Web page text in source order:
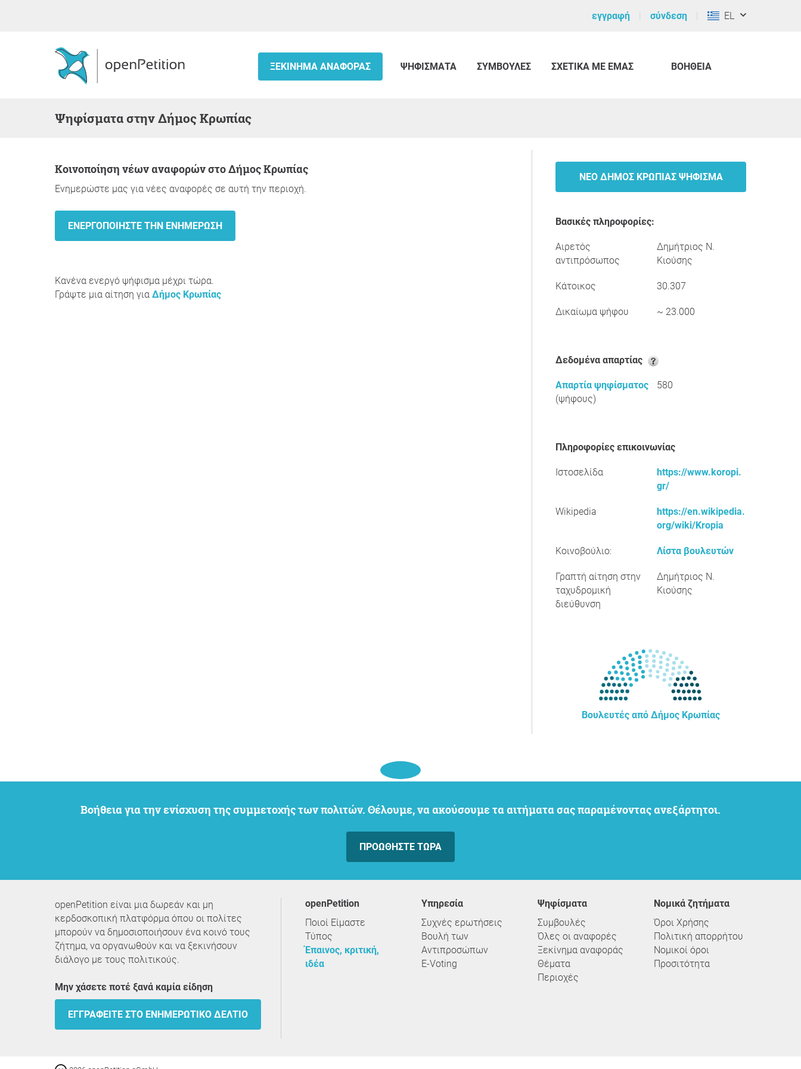
εγγραφή σύνδεση EL
ΞΕΚΊΝΗΜΑ ΑΝΑΦΟΡΆΣ ΨΗΦΊΣΜΑΤΑ ΣΥΜΒΟΥΛΈΣ ΣΧΕΤΙΚΆ ΜΕ ΕΜΆΣ ΒΟΉΘΕΙΑ
Ψηφίσματα στην Δήμος Κρωπίας
Κοινοποίηση νέων αναφορών στο Δήμος Κρωπίας
Ενημερώστε μας για νέες αναφορές σε αυτή την περιοχή.
Κανένα ενεργό ψήφισμα μέχρι τώρα.
Γράψτε μια αίτηση για Δήμος Κρωπίας
ΝΈΟ ΔΉΜΟΣ ΚΡΩΠΊΑΣ ΨΉΦΙΣΜΑ
Βασικές πληροφορίες:
Αιρετός
αντιπρόσωπος
Δημήτριος Ν.
Κιούσης
Κάτοικος 30.307
Δικαίωμα ψήφου ~ 23.000
Δεδομένα απαρτίας
Απαρτία ψηφίσματος
(ψήφους)
580
Πληροφορίες επικοινωνίας
Ιστοσελίδα
https://www.koropi.
gr/
Wikipedia
https://en.wikipedia.
org/wiki/Kropia
Κοινοβούλιο: Λίστα βουλευτών
Γραπτή αίτηση στην
ταχυδρομική
διεύθυνση
Δημήτριος Ν.
Κιούσης
Βουλευτές από Δήμος Κρωπίας
Βοήθεια για την ενίσχυση της συμμετοχής των πολιτών. Θέλουμε, να ακούσουμε τα αιτήματα σας παραμένοντας ανεξάρτητοι.
ΠΡΟΩΘΉΣΤΕ ΤΏΡΑ
openPetition είναι μια δωρεάν και μη
κερδοσκοπική πλατφόρμα όπου οι πολίτες
μπορούν να δημοσιοποιήσουν ένα κοινό τους
ζήτημα, να οργανωθούν και να ξεκινήσουν
διάλογο με τους πολιτικούς.
Μην χάσετε ποτέ ξανά καμία είδηση
ΕΓΓΡΑΦΕΊΤΕ ΣΤΟ ΕΝΗΜΕΡΩΤΙΚΌ ΔΕΛΤΊΟ
openPetition
Ποιοί Είμαστε
Τύπος
Έπαινος, κριτική,
ιδέα
υπηρεσία
Συχνές ερωτήσεις
Βουλή των
Αντιπροσώπων
E-Voting
Ψηφίσματα
Συμβουλές
Όλες οι αναφορές
Ξεκίνημα αναφοράς
Θέματα
Περιοχές
Νομικά ζητήματα
Όροι Χρήσης
Πολιτική απορρήτου
Νομικοί όροι
Προσιτότητα